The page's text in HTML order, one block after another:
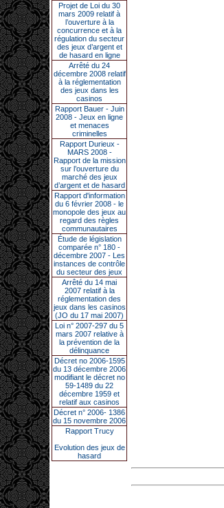
Projet de Loi du 30
mars 2009 relatif à
l’ouverture à la
concurrence et à la
régulation du secteur
des jeux d’argent et
de hasard en ligne
Arrêté du 24
décembre 2008 relatif
à la réglementation
des jeux dans les
casinos
Rapport Bauer - Juin
2008 - Jeux en ligne
et menaces
criminelles
Rapport Durieux -
MARS 2008 -
Rapport de la mission
sur l’ouverture du
marché des jeux
d’argent et de hasard
Rapport d'information
du 6 février 2008 - le
monopole des jeux au
regard des règles
communautaires
Étude de législation
comparée n° 180 -
décembre 2007 - Les
instances de contrôle
du secteur des jeux
Arrêté du 14 mai
2007 relatif à la
réglementation des
jeux dans les casinos
(JO du 17 mai 2007)
Loi n° 2007-297 du 5
mars 2007 relative à
la prévention de la
délinquance
Décret no 2006-1595
du 13 décembre 2006
modifiant le décret no
59-1489 du 22
décembre 1959 et
relatif aux casinos
Décret n° 2006- 1386
du 15 novembre 2006
Rapport Trucy
Evolution des jeux de
hasard